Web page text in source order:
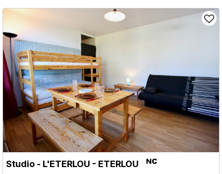
Studio - L'ETERLOU - ETERLOU